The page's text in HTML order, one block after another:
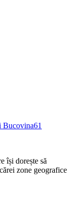
Bucovina61
își dorește să
zone geografice